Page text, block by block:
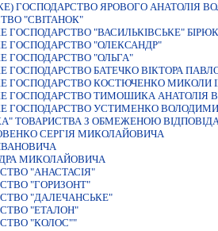
ГОСПОДАРСТВО ЯРОВОГО АНАТОЛIЯ
"СВIТАНОК"
ГОСПОДАРСТВО "ВАСИЛЬКIВСЬКЕ"
ГОСПОДАРСТВО "ОЛЕКСАНДР"
ГОСПОДАРСТВО "ОЛЬГА"
ГОСПОДАРСТВО БАТЕЧКО ВIКТОРА
ГОСПОДАРСТВО КОСТЮЧЕНКО МИКОЛИ
ГОСПОДАРСТВО ТИМОШИКА АНАТОЛIЯ
ГОСПОДАРСТВО УСТИМЕНКО
ТОВАРИСТВА З ОБМЕЖЕНОЮ
СЕРГІЯ МИКОЛАЙОВИЧА
МИКОЛАЙОВИЧА
"АНАСТАСIЯ"
"ГОРИЗОНТ"
"ДАЛЕЧАНСЬКЕ"
"ЕТАЛОН"
"КОЛОС""